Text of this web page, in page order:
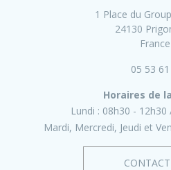
1 Place du
24130
France
05 53
Horaires de
Lundi : 08h30 - 12h30
Mardi, Mercredi, Jeudi et